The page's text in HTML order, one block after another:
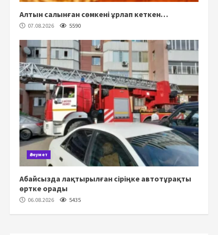
Алтын салынған сөмкені ұрлап кеткен…
07.08.2026 5590
Әлеумет
Абайсызда лақтырылған сіріңке автотұрақты
өртке орады
06.08.2026 5435